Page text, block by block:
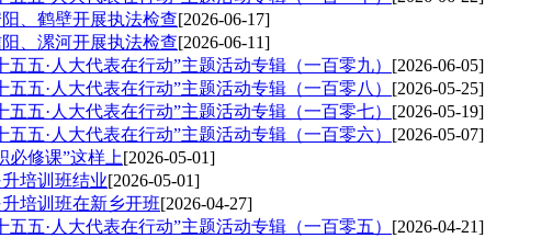
、鹤壁开展执法检查[2026-06-17]
、漯河开展执法检查[2026-06-11]
五·人大代表在行动”主题活动专辑（一百零九） [2026-06-05]
五·人大代表在行动”主题活动专辑（一百零八） [2026-05-25]
五·人大代表在行动”主题活动专辑（一百零七） [2026-05-19]
五·人大代表在行动”主题活动专辑（一百零六） [2026-05-07]
必修课”这样上[2026-05-01]
培训班结业[2026-05-01]
培训班在新乡开班[2026-04-27]
五·人大代表在行动”主题活动专辑（一百零五） [2026-04-21]